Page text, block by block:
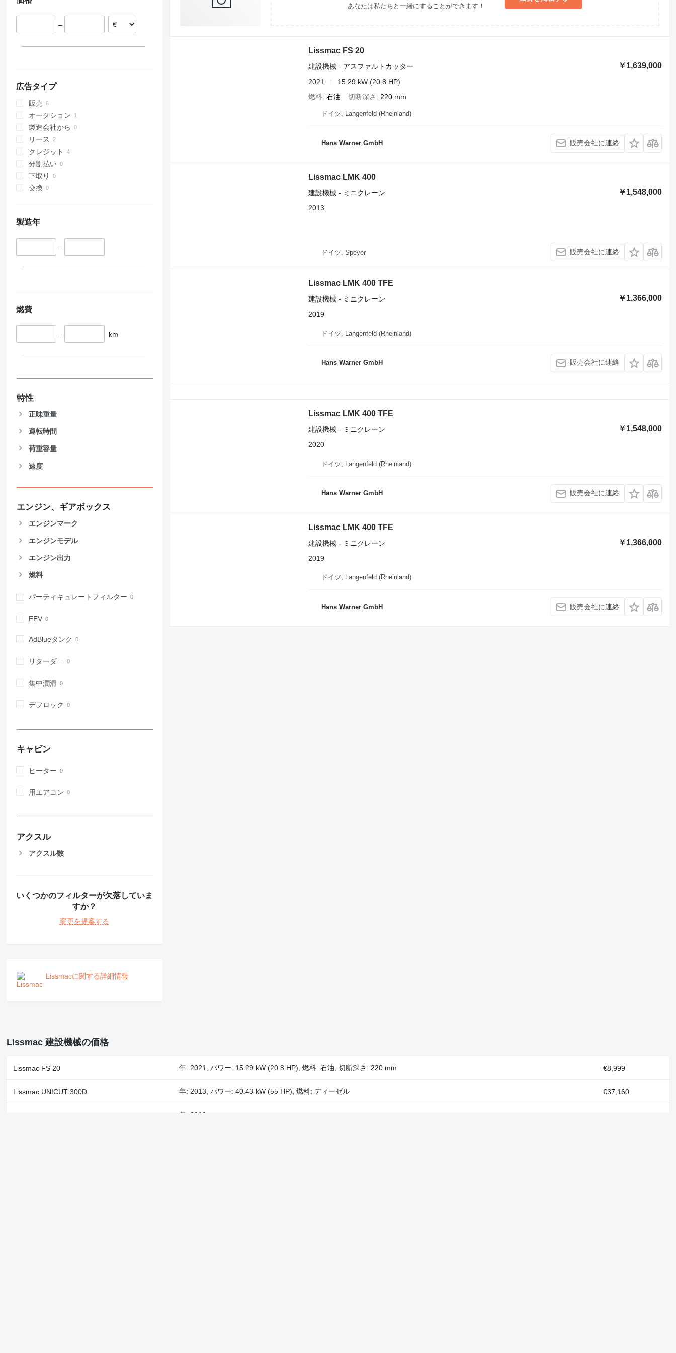
315
318
320
321
322
323
324
325
326
329
336
349
416
434
589
826
907
914
918
926
928
931
953
962
966
973
980
992
C-series
CS
F-series
IT
NR
456
8018
8026
8030
8035
CT
JS
JZ
NXT
S-Series
VMT
4394
Pecolift
Toucan
XZ
–
広告タイプ
販売
オークション
製造会社から
リース
クレジット
分割払い
下取り
交換
製造年
–
燃費
– km
特性
正味重量
運転時間
荷重容量
速度
エンジン、ギアボックス
エンジンマーク
エンジンモデル
エンジン出力
燃料
パーティキュレートフィルター
EEV
AdBlueタンク
リターダ―
集中潤滑
デフロック
キャビン
ヒーター
用エアコン
アクスル
アクスル数
いくつかのフィルターが欠落していま
すか？
変更を提案する
Lissmacに関する詳細情報
あなたは私たちと一緒にすることができます！
Lissmac FS 20
￥1,639,000
建設機械 - アスファルトカッター
2021
15.29 kW (20.8 HP)
燃料 石油 切断深さ 220 mm
ドイツ, Langenfeld (Rheinland)
Hans Warner GmbH 販売会社に連絡
Lissmac LMK 400
￥1,548,000
建設機械 - ミニクレーン
2013
ドイツ, Speyer 販売会社に連絡
Lissmac LMK 400 TFE
￥1,366,000
建設機械 - ミニクレーン
2019
ドイツ, Langenfeld (Rheinland)
Hans Warner GmbH 販売会社に連絡
Lissmac LMK 400 TFE
￥1,548,000
建設機械 - ミニクレーン
2020
ドイツ, Langenfeld (Rheinland)
Hans Warner GmbH 販売会社に連絡
Lissmac LMK 400 TFE
￥1,366,000
建設機械 - ミニクレーン
2019
ドイツ, Langenfeld (Rheinland)
Hans Warner GmbH 販売会社に連絡
Lissmac 建設機械の価格
Lissmac FS 20 年: 2021, パワー: 15.29 kW (20.8 HP), 燃料: 石油, 切断深さ: 220 mm €8,999
Lissmac UNICUT 300D 年: 2013, パワー: 40.43 kW (55 HP), 燃料: ディーゼル €37,160
年: 2013